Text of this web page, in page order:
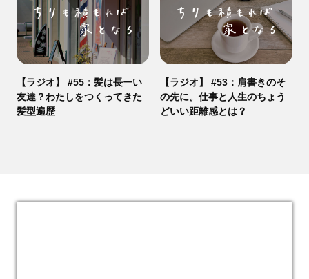
【ラジオ】 #55：髪は長ーい
友達？わたしをつくってきた
髪型遍歴
【ラジオ】 #53：肩書きのそ
の先に。仕事と人生のちょう
どいい距離感とは？